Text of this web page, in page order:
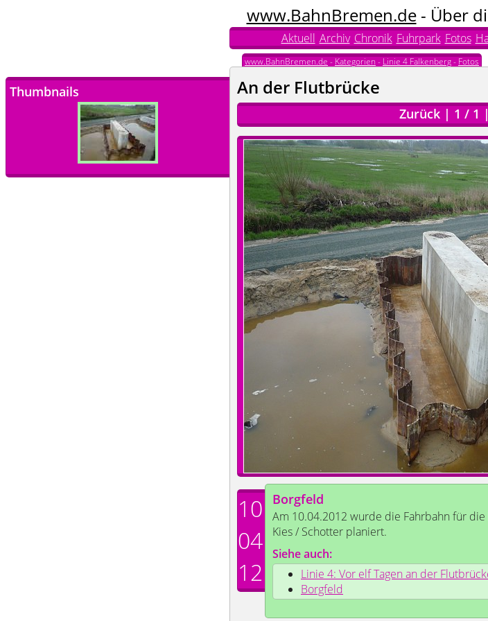
www.BahnBremen.de- Über
Aktuell Archiv Chronik Fuhrpark Fotos
Thumbnails
www.BahnBremen.de - Kategorien - Linie 4 Falkenberg- Fotos
An der Flutbrücke
Zurück | 1 / 1 |
10
04
12
Borgfeld
Am 10.04.2012 wurde die Fahrbahn für
Kies / Schotter planiert.
Siehe auch:
Linie 4: Vor elf Tagen an der
Borgfeld